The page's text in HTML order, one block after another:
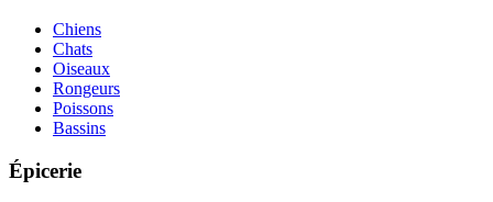
Chiens
Chats
Oiseaux
Rongeurs
Poissons
Bassins
Épicerie